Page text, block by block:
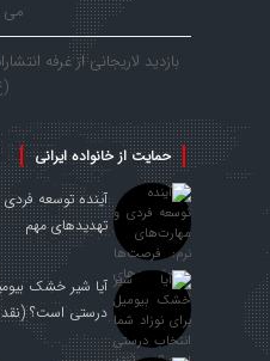
می
بازدید لاریجانی از غرفه
حمایت از خانواده ایرانی
آینده توسعه
تهدیدهای مهم
آیا شیر خشک
درستی است؟